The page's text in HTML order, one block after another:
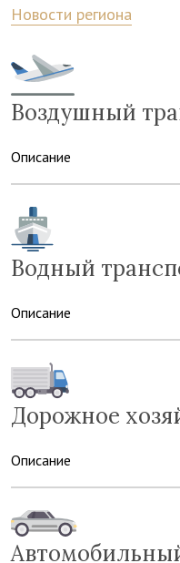
Новости региона
Воздушный
Описание
Водный
Описание
Дорожное
Описание